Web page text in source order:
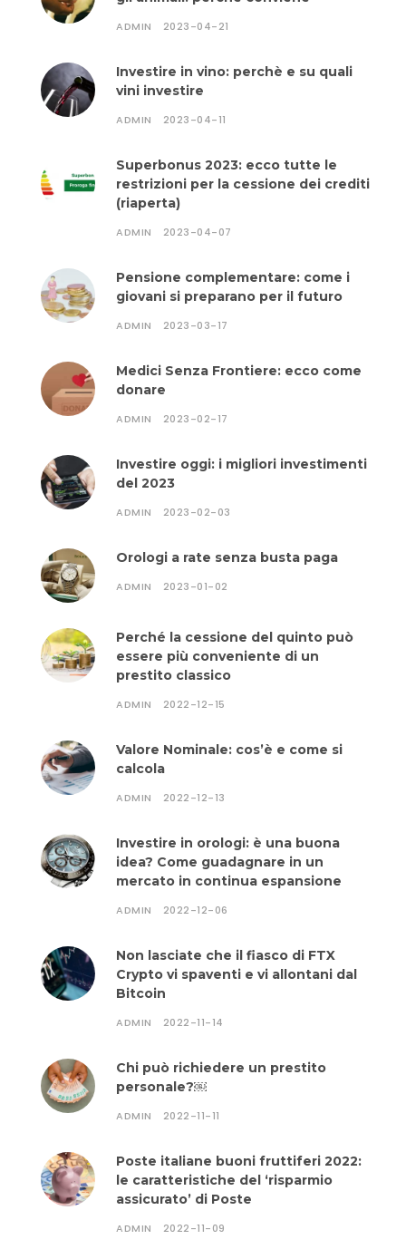
ADMIN 2023-04-21
Investire in vino: perchè e su quali
vini investire
ADMIN 2023-04-11
Superbonus 2023: ecco tutte le
restrizioni per la cessione dei crediti
(riaperta)
ADMIN 2023-04-07
Pensione complementare: come i
giovani si preparano per il futuro
ADMIN 2023-03-17
Medici Senza Frontiere: ecco come
donare
ADMIN 2023-02-17
Investire oggi: i migliori investimenti
del 2023
ADMIN 2023-02-03
Orologi a rate senza busta paga
ADMIN 2023-01-02
Perché la cessione del quinto può
essere più conveniente di un
prestito classico
ADMIN 2022-12-15
Valore Nominale: cos’è e come si
calcola
ADMIN 2022-12-13
Investire in orologi: è una buona
idea? Come guadagnare in un
mercato in continua espansione
ADMIN 2022-12-06
Non lasciate che il fiasco di FTX
Crypto vi spaventi e vi allontani dal
Bitcoin
ADMIN 2022-11-14
Chi può richiedere un prestito
personale?￼
ADMIN 2022-11-11
Poste italiane buoni fruttiferi 2022:
le caratteristiche del ‘risparmio
assicurato’ di Poste
ADMIN 2022-11-09